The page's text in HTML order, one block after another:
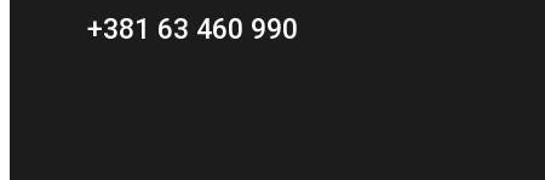
+381 63 460 990